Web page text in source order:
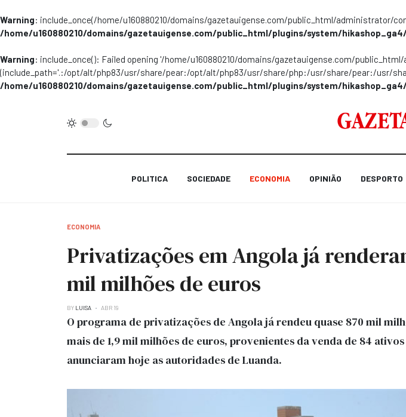
Warning: include_once(/home/u160880210/domains/gazetauigense.com/public_html/administrator/
/home/u160880210/domains/gazetauigense.com/public_html/plugins/system/
Warning: include_once(): Failed opening '/home/u160880210/domains/gazetauigense.com/
(include_path='.:/opt/alt/php83/usr/share/pear:/opt/alt/php83/usr/share/php:/usr/share/pear:/usr/
/home/u160880210/domains/gazetauigense.com/public_html/plugins/system/
POLITICA SOCIEDADE ECONOMIA OPINIÃO DESPORTO
ECONOMIA
Privatizações em Angola já
mil milhões de euros
BY LUISA ABR 19
O programa de privatizações de Angola já rendeu quase 870 mil
mais de 1,9 mil milhões de euros, provenientes da venda de 84
anunciaram hoje as autoridades de Luanda.